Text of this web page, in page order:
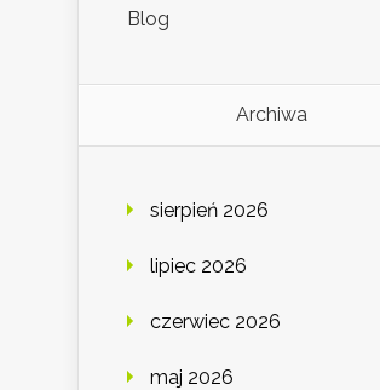
Blog
Archiwa
sierpień 2026
lipiec 2026
czerwiec 2026
maj 2026